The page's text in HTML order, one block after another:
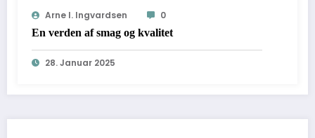
Arne I. Ingvardsen
0
En verden af smag og kvalitet
28. Januar 2025